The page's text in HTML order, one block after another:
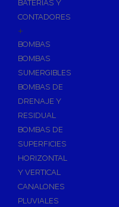
BATERIAS Y
CONTADORES
+
BOMBAS
BOMBAS
SUMERGIBLES
BOMBAS DE
DRENAJE Y
RESIDUAL
BOMBAS DE
SUPERFICIES
HORIZONTAL
Y VERTICAL
CANALONES
PLUVIALES